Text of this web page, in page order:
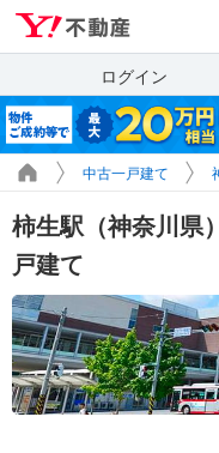
ログイン
中古一戸建て
柿生駅（神奈川県
戸建て